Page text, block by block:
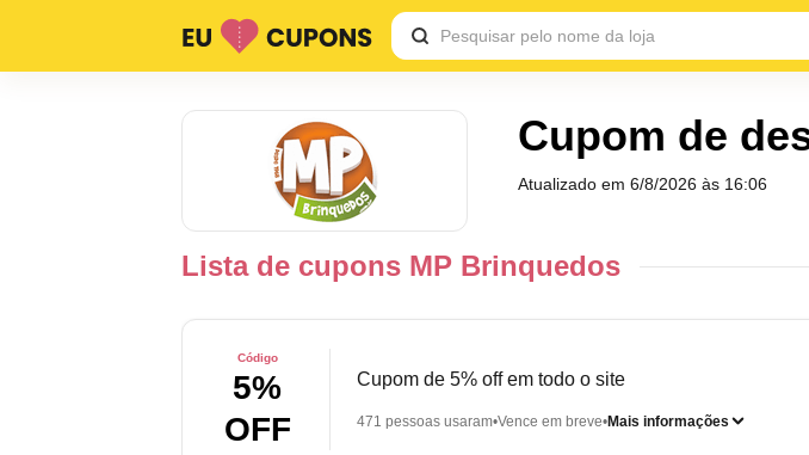
Cupom de
Atualizado em6/8/2026 às 16:06
Lista de cupons MP Brinquedos
Código
5%
OFF
Cupom de 5% off em todo o site
471 pessoas usaram Vence em breve Mais informações